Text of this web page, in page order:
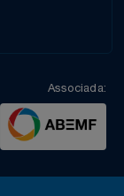
Associada: